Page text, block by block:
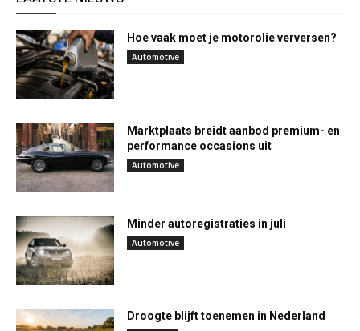
Hoe vaak moet je motorolie verversen?
Automotive
Marktplaats breidt aanbod premium- en
performance occasions uit
Automotive
Minder autoregistraties in juli
Automotive
Droogte blijft toenemen in Nederland